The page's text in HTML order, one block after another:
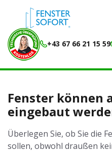
+43 67 66 21 15 59
Fenster können
eingebaut
Überlegen Sie, ob Sie die
sollen, obwohl draußen